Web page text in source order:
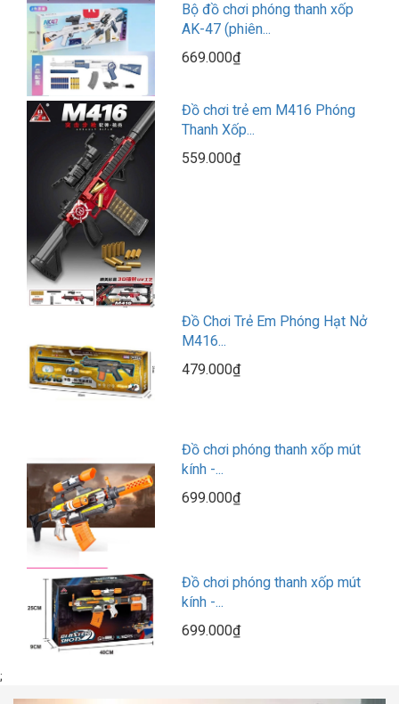
Bộ đồ chơi phóng thanh xốp
AK-47 (phiên...
669.000₫
Đồ chơi trẻ em M416 Phóng
Thanh Xốp...
559.000₫
Đồ Chơi Trẻ Em Phóng Hạt Nở
M416...
479.000₫
Đồ chơi phóng thanh xốp mút
kính -...
699.000₫
Đồ chơi phóng thanh xốp mút
kính -...
699.000₫
;